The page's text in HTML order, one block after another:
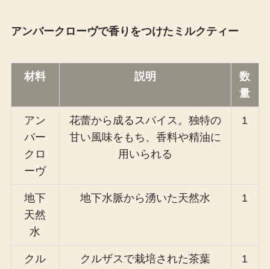
アンバークローヴで香りをつけたミルクティー
材料 説明
数
量
アン
バー
クロ
ーヴ
花蕾から成るスパイス。独特の
甘い風味をもち、香料や精油に
用いられる
1
地下
天然
水
地下水脈から湧いた天然水 1
クル
クルザスで栽培された茶葉 1